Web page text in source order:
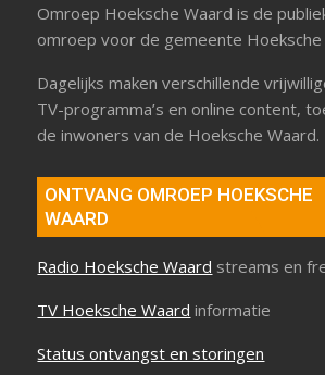
Omroep Hoeksche Waard is de
omroep voor de gemeente Hoeksche
Dagelijks maken verschillende
TV-programma’s en online content,
de inwoners van de Hoeksche Waard.
ONTVANG OMROEP HOEKSCHE
WAARD
Radio Hoeksche Waard streams en
TV Hoeksche Waard informatie
Status ontvangst en storingen